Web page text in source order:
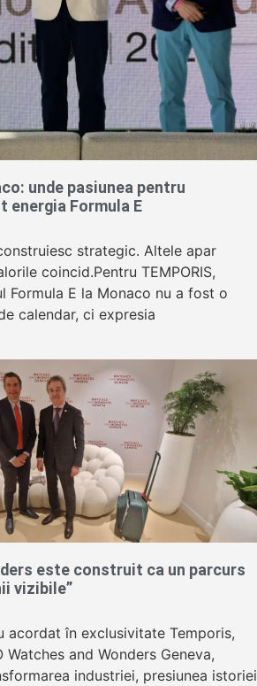
unde pasiunea pentru
energia Formula E
strategic. Altele apar
coincid.Pentru TEMPORIS,
Formula E la Monaco nu a fost o
calendar, ci expresia
este construit ca un parcurs
vizibile”
acordat în exclusivitate Temporis,
Watches and Wonders Geneva,
industriei, presiunea istoriei